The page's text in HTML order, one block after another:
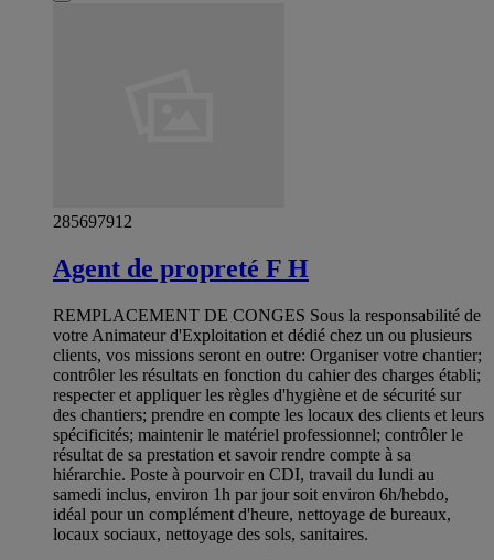
285697912
Agent de propreté F H
REMPLACEMENT DE CONGES Sous la responsabilité de
votre Animateur d'Exploitation et dédié chez un ou plusieurs
clients, vos missions seront en outre: Organiser votre chantier;
contrôler les résultats en fonction du cahier des charges établi;
respecter et appliquer les règles d'hygiène et de sécurité sur
des chantiers; prendre en compte les locaux des clients et leurs
spécificités; maintenir le matériel professionnel; contrôler le
résultat de sa prestation et savoir rendre compte à sa
hiérarchie. Poste à pourvoir en CDI, travail du lundi au
samedi inclus, environ 1h par jour soit environ 6h/hebdo,
idéal pour un complément d'heure, nettoyage de bureaux,
locaux sociaux, nettoyage des sols, sanitaires.